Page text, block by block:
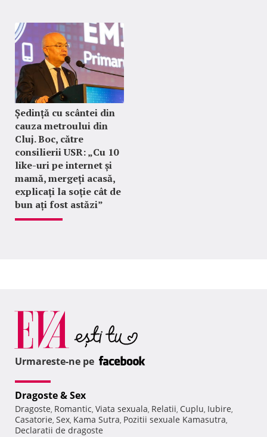
Ședință cu scântei din
cauza metroului din
Cluj. Boc, către
consilierii USR: „Cu 10
like-uri pe internet și
mamă, mergeți acasă,
explicați la soție cât de
bun ați fost astăzi”
Urmareste-ne pe
Dragoste & Sex
Dragoste, Romantic, Viata sexuala, Relatii, Cuplu, Iubire,
Casatorie, Sex, Kama Sutra, Pozitii sexuale Kamasutra,
Declaratii de dragoste